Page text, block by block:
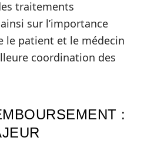
traitements
sur l’importance
le patient et le médecin
coordination des
: